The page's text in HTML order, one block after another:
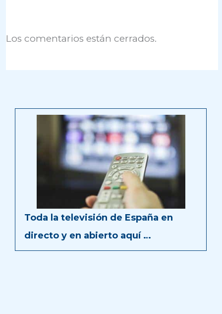
Los comentarios están cerrados.
Toda la televisión de España en
directo y en abierto aquí …